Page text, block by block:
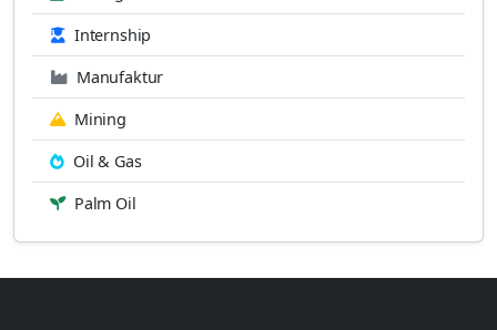
Internship
Manufaktur
Mining
Oil & Gas
Palm Oil